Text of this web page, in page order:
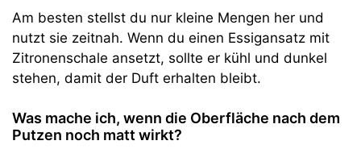
Am besten stellst du nur kleine Mengen her und
nutzt sie zeitnah. Wenn du einen Essigansatz mit
Zitronenschale ansetzt, sollte er kühl und dunkel
stehen, damit der Duft erhalten bleibt.
Was mache ich, wenn die Oberfläche nach dem
Putzen noch matt wirkt?